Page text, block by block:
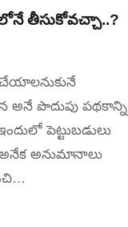
తీసుకోవచ్చా..?
చేయాలనుకునే
అనే పొదుపు పథకాన్ని
పెట్టుబడులు
అనేక అనుమానాలు